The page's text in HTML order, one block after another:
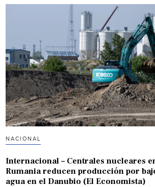
NACIONAL
Internacional – Centrales nucleares
Rumania reducen producción por
agua en el Danubio (El Economista)